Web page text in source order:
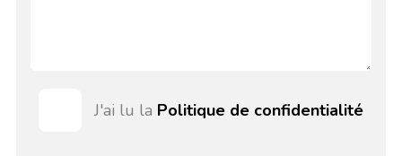
J'ai lu la Politique de confidentialité